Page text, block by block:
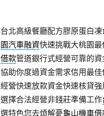
台北高級餐廳配方膠原蛋白
園汽車融資快速挑戰大桃園
借款管道銀行式經營可靠的
協助你度過資金需求信用最
經營快速放款資金快速核貸
選擇合法經營非錢莊準備工作
選特色您去煩解憂龜山機車借